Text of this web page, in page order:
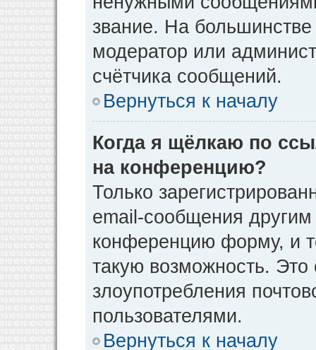
звание. На
модератор или
счётчика сообщений.
Вернуться к началу
Когда я щёлкаю по
на конференцию?
Только
email-сообщения
конференцию форму, и
такую возможность. Это
злоупотребления
пользователями.
Вернуться к началу